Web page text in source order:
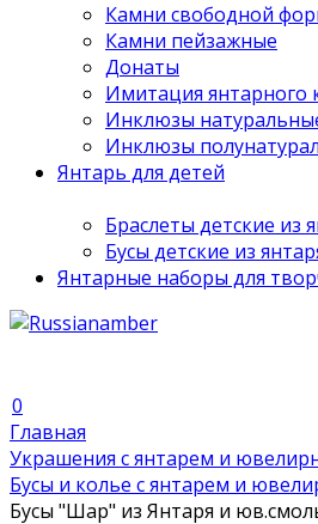
Камни свободной
Камни пейзажные
Донаты
Имитация янтарного
Инклюзы
Инклюзы
Янтарь для детей
Браслеты детские из
Бусы детские из
Янтарные наборы для
0
Главная
Украшения с янтарем и
Бусы и колье с янтарем и
Бусы "Шар" из Янтаря и